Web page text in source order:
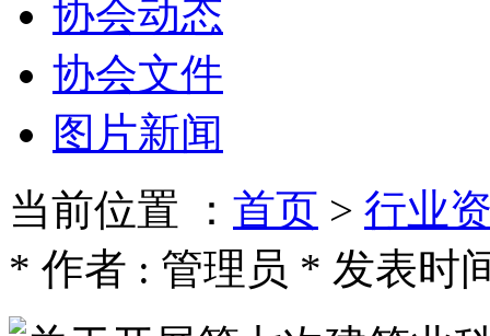
协会动态
协会文件
图片新闻
当前位置 ： 首页 > 行业
* 作者 : 管理员 * 发表时